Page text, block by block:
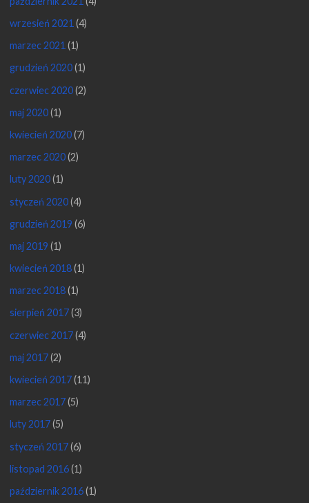
wrzesień 2021 (4)
marzec 2021 (1)
grudzień 2020(1)
czerwiec 2020(2)
maj 2020(1)
kwiecień 2020(7)
marzec 2020(2)
luty 2020(1)
styczeń 2020(4)
grudzień 2019 (6)
maj 2019 (1)
kwiecień 2018(1)
marzec 2018(1)
sierpień 2017(3)
czerwiec 2017(4)
maj 2017(2)
kwiecień 2017(11)
marzec 2017(5)
luty 2017(5)
styczeń 2017(6)
listopad 2016(1)
październik 2016(1)